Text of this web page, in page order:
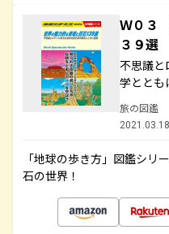
Ｗ０３
３９選
不思議と
学ととも
旅の図鑑
「地球の歩き方」図鑑シリ
石の世界！